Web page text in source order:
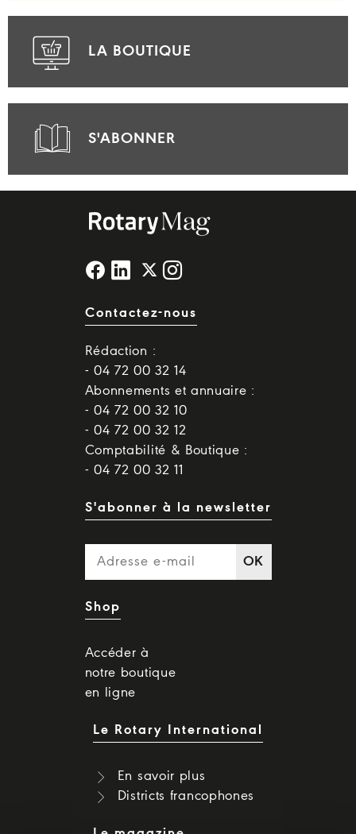
LA BOUTIQUE
S'ABONNER
Contactez-nous
Rédaction :
- 04 72 00 32 14
Abonnements et annuaire :
- 04 72 00 32 10
- 04 72 00 32 12
Comptabilité & Boutique :
- 04 72 00 32 11
S'abonner à la newsletter
OK
Shop
Accéder à
notre boutique
en ligne
Le Rotary International
En savoir plus
Districts francophones